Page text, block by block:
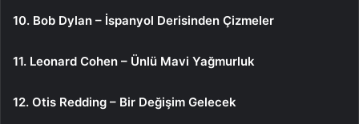
10. Bob Dylan – İspanyol Derisinden Çizmeler
11. Leonard Cohen – Ünlü Mavi Yağmurluk
12. Otis Redding – Bir Değişim Gelecek